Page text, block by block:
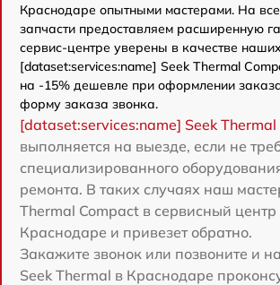
Краснодаре опытными мастерами. На
запчасти предоставляем расширенную
сервис-центре уверены в качестве
[dataset:services:name] Seek Thermal
на -15% дешевле при оформлении
форму заказа звонка.
[dataset:services:name] Seek
выполняется на выезде, если не
специализированного
ремонта. В таких случаях наш
Thermal Compact в сервисный центр
Краснодаре и привезет обратно.
Закажите звонок или позвоните и
Seek Thermal в Краснодаре